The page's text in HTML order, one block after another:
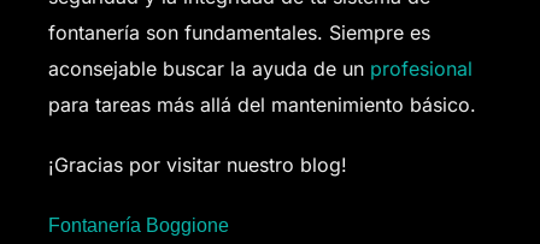
fontanería son fundamentales. Siempre es
aconsejable buscar la ayuda de un profesional
para tareas más allá del mantenimiento básico.
¡Gracias por visitar nuestro blog!
Fontanería Boggione